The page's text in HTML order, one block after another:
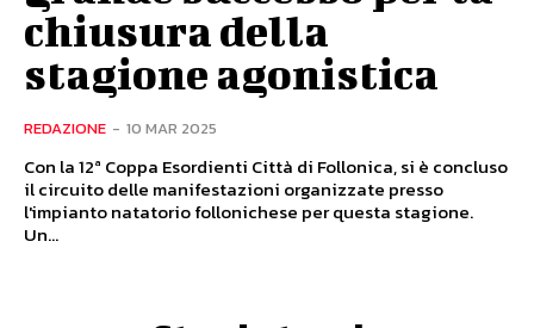
chiusura della
stagione agonistica
REDAZIONE - 10 MAR 2025
Con la 12ª Coppa Esordienti Città di Follonica, si è concluso
il circuito delle manifestazioni organizzate presso
l'impianto natatorio follonichese per questa stagione.
Un...